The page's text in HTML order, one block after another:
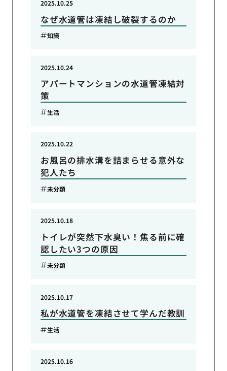
なぜ水道管は凍結し破裂するのか
2025.10.25
知識
アパートマンションの水道管凍結対
策
2025.10.24
生活
お風呂の排水溝を詰まらせる意外な
犯人たち
2025.10.22
未分類
トイレが突然下水臭い！焦る前に確
認したい3つの原因
2025.10.18
未分類
私が水道管を凍結させて学んだ教訓
2025.10.17
生活
2025.10.16